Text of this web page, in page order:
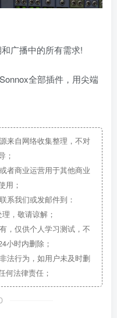
广播中的所有需求!
全部插件，用尖端
来自网络收集整理，不对
；
者商业运营用于其他商业
用；
系我们或发邮件到：
，敬请谅解；
，仅供个人学习测试，不
小时内删除；
法行为，如用户未及时删
何法律责任；